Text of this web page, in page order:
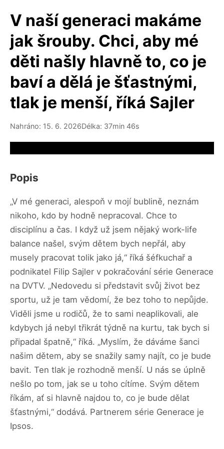
V naší generaci makáme
jak šrouby. Chci, aby mé
děti našly hlavně to, co je
baví a dělá je šťastnými,
tlak je menší, říká Sajler
Nahráno: 15. 6. 2026Délka: 37min 46s
Popis
„V mé generaci, alespoň v mojí bublině, neznám
nikoho, kdo by hodně nepracoval. Chce to
disciplínu a čas. I když už jsem nějaký work-life
balance našel, svým dětem bych nepřál, aby
musely pracovat tolik jako já,“ říká šéfkuchař a
podnikatel Filip Sajler v pokračování série Generace
na DVTV. „Nedovedu si představit svůj život bez
sportu, už je tam vědomí, že bez toho to nepůjde.
Viděli jsme u rodičů, že to sami neaplikovali, ale
kdybych já nebyl třikrát týdně na kurtu, tak bych si
připadal špatně,“ říká. „Myslím, že dáváme šanci
našim dětem, aby se snažily samy najít, co je bude
bavit. Ten tlak je rozhodně menší. U nás se úplně
nešlo po tom, jak se u toho cítíme. Svým dětem
říkám, ať si hlavně najdou to, co je bude dělat
šťastnými,“ dodává. Partnerem série Generace je
Ipsos.